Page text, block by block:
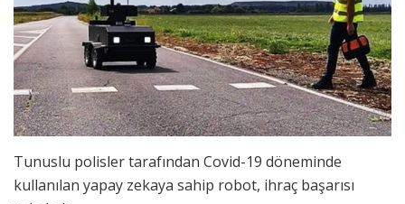
Tunuslu polisler tarafından Covid-19 döneminde
kullanılan yapay zekaya sahip robot, ihraç başarısı